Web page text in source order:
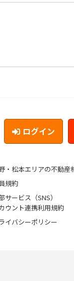
ログイン
・松本エリアの不動産
規約
サービス（SNS）
ウント連携利用規約
イバシーポリシー